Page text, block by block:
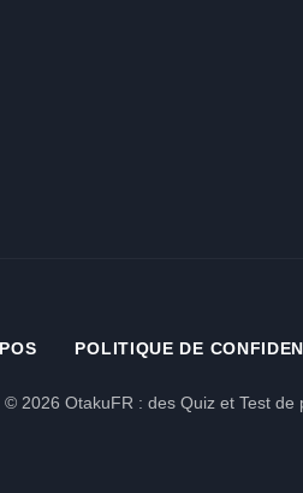
POLITIQUE DE
© 2026 OtakuFR : des Quiz et Test de